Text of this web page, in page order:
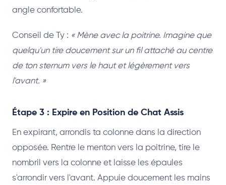
angle confortable.
Conseil de Ty : « Mène avec la poitrine. Imagine que
quelqu'un tire doucement sur un fil attaché au centre
de ton sternum vers le haut et légèrement vers
l'avant. »
Étape 3 : Expire en Position de Chat Assis
En expirant, arrondis ta colonne dans la direction
opposée. Rentre le menton vers la poitrine, tire le
nombril vers la colonne et laisse les épaules
s'arrondir vers l'avant. Appuie doucement les mains